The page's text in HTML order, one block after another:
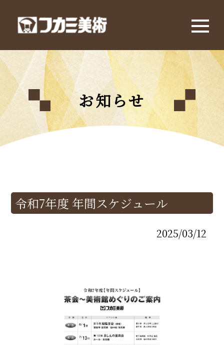
お知らせ
令和7年度 年間スケジュール
2025/03/12